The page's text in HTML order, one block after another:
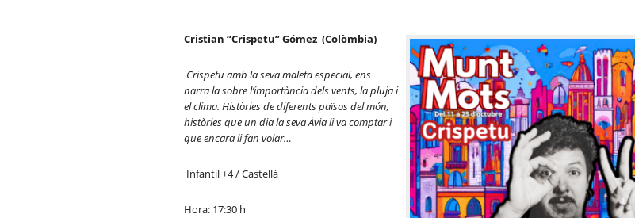
Cristian “Crispetu” Gómez (Colòmbia)
Crispetu amb la seva maleta especial, ens
narra la sobre l’importància dels vents, la pluja i
el clima. Històries de diferents països del món,
històries que un dia la sevaÀvia li va comptar i
que encara li fan volar…
Infantil +4 / Castellà
Hora: 17:30 h